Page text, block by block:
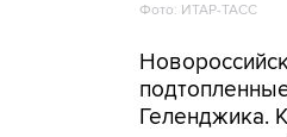
Фото: ИТАР-ТАСС
Геленджика.